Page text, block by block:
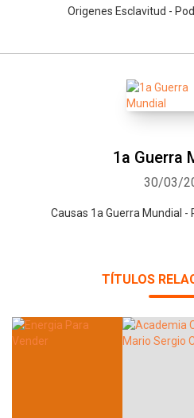
Origenes Esclavitud -
1a Guerra
30/03/
Causas 1a Guerra Mundial -
TÍTULOS